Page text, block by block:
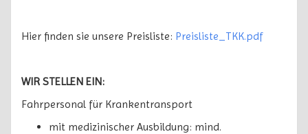
Hier finden sie unsere Preisliste: Preisliste_TKK.pdf
WIR STELLEN EIN:
Fahrpersonal für Krankentransport
mit medizinischer Ausbildung: mind.